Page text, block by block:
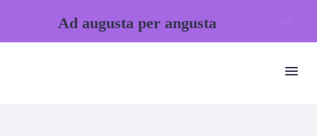
Ad augusta per angusta